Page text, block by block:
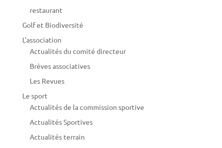
restaurant
Golf et Biodiversité
L'association
Actualités du comité directeur
Brèves associatives
Les Revues
Le sport
Actualités de la commission sportive
Actualités Sportives
Actualités terrain